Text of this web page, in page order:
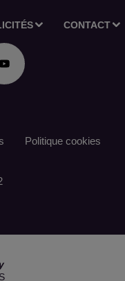
CONTACT
Politique cookies